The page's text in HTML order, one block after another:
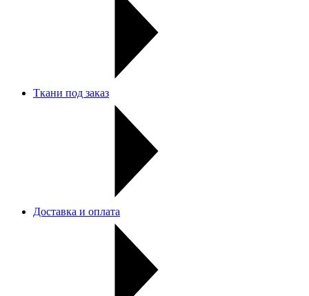
Ткани под заказ
Доставка и оплата